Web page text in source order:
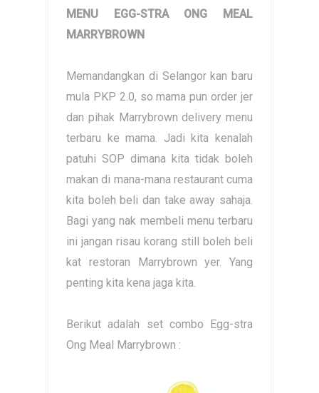
MENU EGG-STRA ONG MEAL
MARRYBROWN
Memandangkan di Selangor kan baru
mula PKP 2.0, so mama pun order jer
dan pihak Marrybrown delivery menu
terbaru ke mama. Jadi kita kenalah
patuhi SOP dimana kita tidak boleh
makan di mana-mana restaurant cuma
kita boleh beli dan take away sahaja.
Bagi yang nak membeli menu terbaru
ini jangan risau korang still boleh beli
kat restoran Marrybrown yer. Yang
penting kita kena jaga kita.
Berikut adalah set combo Egg-stra
Ong Meal Marrybrown :